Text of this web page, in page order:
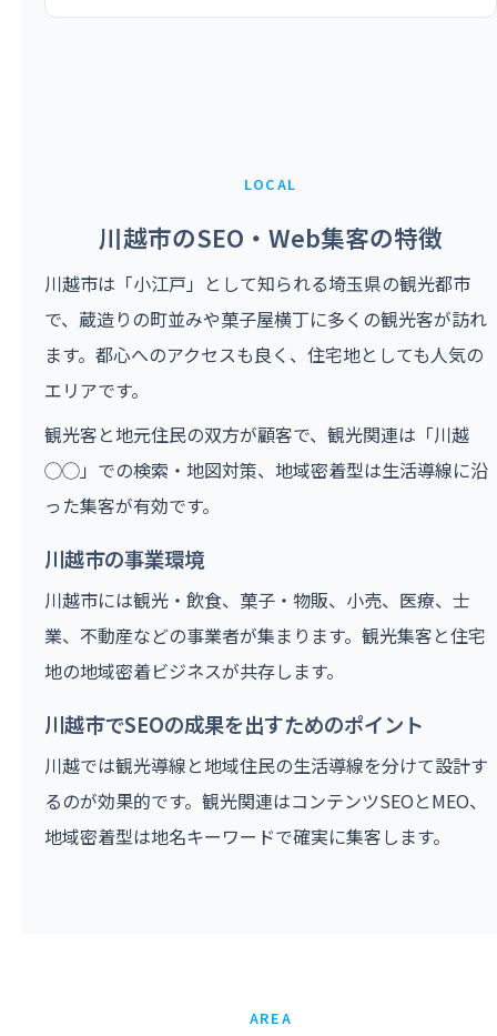
LOCAL
川越市のSEO・Web集客の特徴
川越市は「小江戸」として知られる埼玉県の観光都市
で、蔵造りの町並みや菓子屋横丁に多くの観光客が訪れ
ます。都心へのアクセスも良く、住宅地としても人気の
エリアです。
観光客と地元住民の双方が顧客で、観光関連は「川越
◯◯」での検索・地図対策、地域密着型は生活導線に沿
った集客が有効です。
川越市の事業環境
川越市には観光・飲食、菓子・物販、小売、医療、士
業、不動産などの事業者が集まります。観光集客と住宅
地の地域密着ビジネスが共存します。
川越市でSEOの成果を出すためのポイント
川越では観光導線と地域住民の生活導線を分けて設計す
るのが効果的です。観光関連はコンテンツSEOとMEO、
地域密着型は地名キーワードで確実に集客します。
AREA